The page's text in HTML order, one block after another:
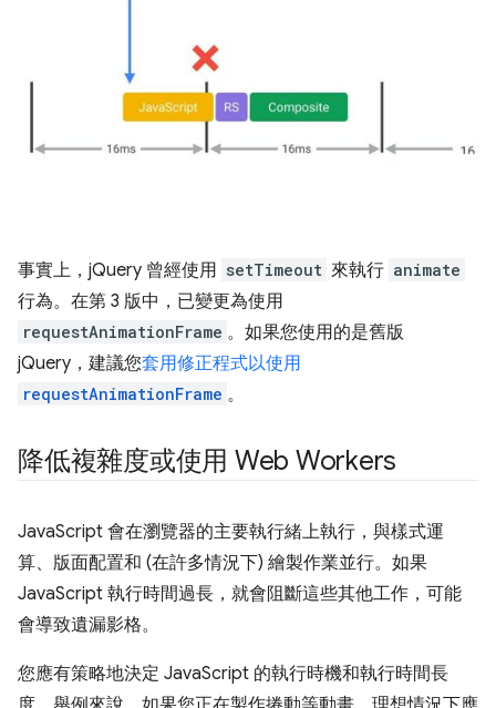
事實上，jQuery 曾經使用 setTimeout 來執行 animate
行為。在第 3 版中，已變更為使用
requestAnimationFrame 。如果您使用的是舊版
jQuery，建議您套用修正程式以使用
requestAnimationFrame 。
降低複雜度或使用 Web Workers
JavaScript 會在瀏覽器的主要執行緒上執行，與樣式運
算、版面配置和 (在許多情況下) 繪製作業並行。如果
JavaScript 執行時間過長，就會阻斷這些其他工作，可能
會導致遺漏影格。
您應有策略地決定 JavaScript 的執行時機和執行時間長